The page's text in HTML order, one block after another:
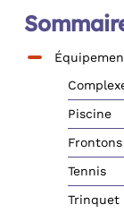
Piscine
Frontons
Tennis
Trinquet